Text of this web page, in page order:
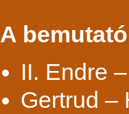
A
II. Endre
Gertrud –